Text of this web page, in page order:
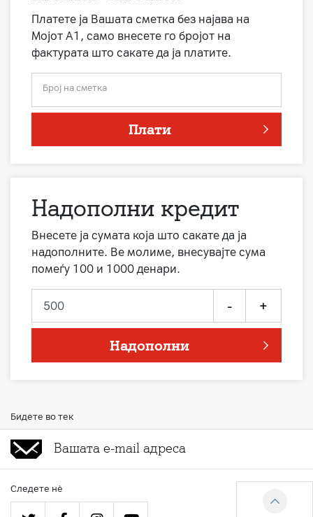
Платете ја Вашата сметка без најава на
Мојот А1, само внесете го бројот на
фактурата што сакате да ја платите.
Број на сметка
Плати
Надополни кредит
Внесете ја сумата која што сакате да ја
надополните. Ве молиме, внесувајте сума
помеѓу 100 и 1000 денари.
- +
Надополни
Бидете во тек
Следете нè